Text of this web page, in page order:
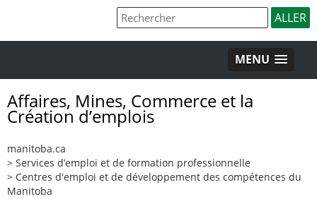
MENU
Affaires, Mines, Commerce et la
Création d’emplois
manitoba.ca
> Services d’emploi et de formation professionnelle
> Centres d'emploi et de développement des compétences du
Manitoba